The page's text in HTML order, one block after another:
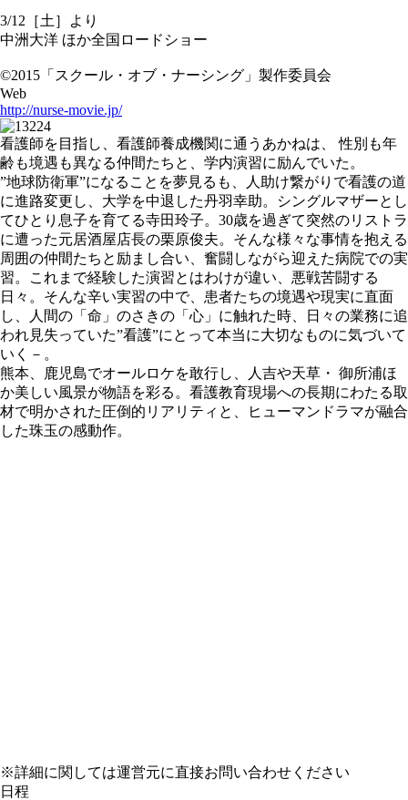
3/12［土］より
中洲大洋 ほか全国ロードショー
©2015「スクール・オブ・ナーシング」製作委員会
Web
http://nurse-movie.jp/
看護師を目指し、看護師養成機関に通うあかねは、 性別も年
齢も境遇も異なる仲間たちと、学内演習に励んでいた。
”地球防衛軍”になることを夢見るも、人助け繋がりで看護の道
に進路変更し、大学を中退した丹羽幸助。シングルマザーとし
てひとり息子を育てる寺田玲子。30歳を過ぎて突然のリストラ
に遭った元居酒屋店長の栗原俊夫。そんな様々な事情を抱える
周囲の仲間たちと励まし合い、奮闘しながら迎えた病院での実
習。これまで経験した演習とはわけが違い、悪戦苦闘する
日々。そんな辛い実習の中で、患者たちの境遇や現実に直面
し、人間の「命」のさきの「心」に触れた時、日々の業務に追
われ見失っていた”看護”にとって本当に大切なものに気づいて
いく－。
熊本、鹿児島でオールロケを敢行し、人吉や天草・ 御所浦ほ
か美しい風景が物語を彩る。看護教育現場への長期にわたる取
材で明かされた圧倒的リアリティと、ヒューマンドラマが融合
した珠玉の感動作。
※詳細に関しては運営元に直接お問い合わせください
日程